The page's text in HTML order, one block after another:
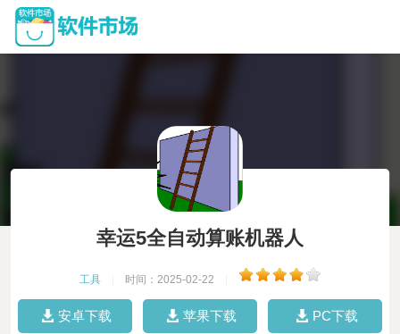
幸运5全自动算账机器人
工具 时间：2025-02-22
安卓下载 苹果下载 PC下载